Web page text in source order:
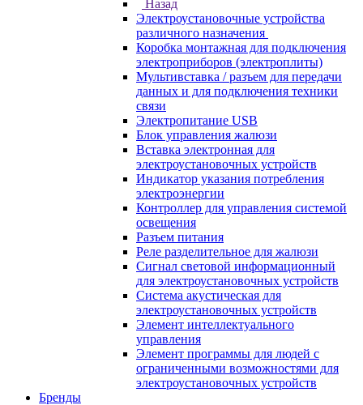
Назад
Электроустановочные устройства
различного назначения
Коробка монтажная для подключения
электроприборов (электроплиты)
Мультивставка / разъем для передачи
данных и для подключения техники
связи
Электропитание USB
Блок управления жалюзи
Вставка электронная для
электроустановочных устройств
Индикатор указания потребления
электроэнергии
Контроллер для управления системой
освещения
Разъем питания
Реле разделительное для жалюзи
Сигнал световой информационный
для электроустановочных устройств
Система акустическая для
электроустановочных устройств
Элемент интеллектуального
управления
Элемент программы для людей с
ограниченными возможностями для
электроустановочных устройств
Бренды